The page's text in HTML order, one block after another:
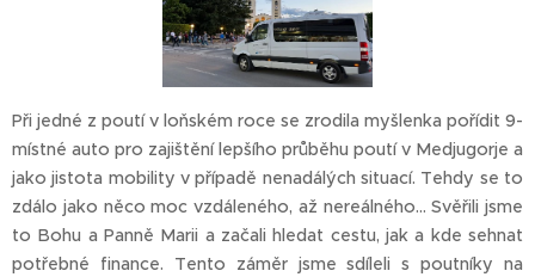
Při jedné z poutí v loňském roce se zrodila myšlenka pořídit 9-
místné auto pro zajištění lepšího průběhu poutí v Medjugorje a
jako jistota mobility v případě nenadálých situací. Tehdy se to
zdálo jako něco moc vzdáleného, až nereálného... Svěřili jsme
to Bohu a Panně Marii a začali hledat cestu, jak a kde sehnat
potřebné finance. Tento záměr jsme sdíleli s poutníky na